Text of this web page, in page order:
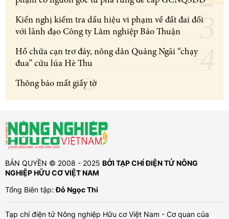
Kiến nghị kiểm tra dấu hiệu vi phạm về đất đai đối
với lãnh đạo Công ty Lâm nghiệp Bảo Thuận
Hồ chứa cạn trơ đáy, nông dân Quảng Ngãi “chạy
đua” cứu lúa Hè Thu
Thông báo mất giấy tờ
BẢN QUYỀN © 2008 - 2025 BỞI TẠP CHÍ ĐIỆN TỬ NÔNG
NGHIỆP HỮU CƠ VIỆT NAM
Tổng Biên tập:Đỗ Ngọc Thi
Tạp chí điện tử Nông nghiệp Hữu cơ Việt Nam - Cơ quan của